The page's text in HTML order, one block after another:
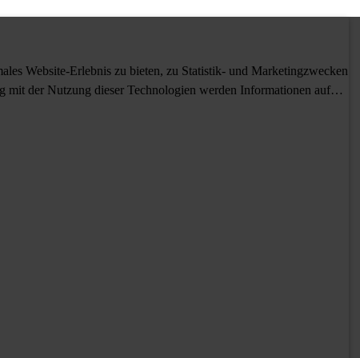
Website-Erlebnis zu bieten, zu Statistik- und Marketingzwecken
mit der Nutzung dieser Technologien werden Informationen auf